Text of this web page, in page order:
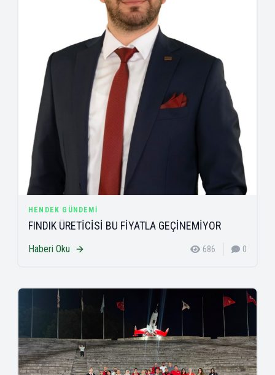
HENDEK GÜNDEMI
FINDIK ÜRETİCİSİ BU FİYATLA GEÇİNEMİYOR
Haberi Oku 686 0